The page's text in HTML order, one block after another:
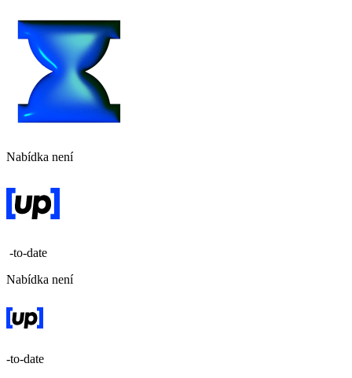
Nabídka není
-to-date
Nabídka není
-to-date